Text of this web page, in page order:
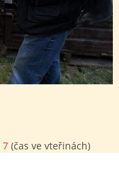
7 (čas ve vteřinách)